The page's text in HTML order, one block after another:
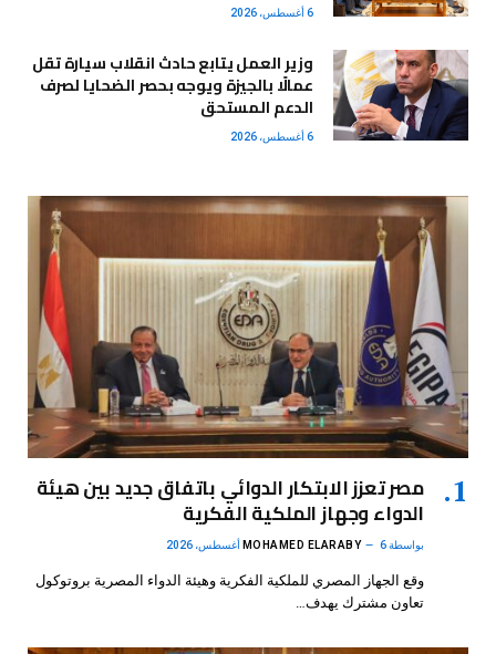
6 أغسطس، 2026
وزير العمل يتابع حادث انقلاب سيارة تقل
عمالًا بالجيزة ويوجه بحصر الضحايا لصرف
الدعم المستحق
6 أغسطس، 2026
مصر تعزز الابتكار الدوائي باتفاق جديد بين هيئة
الدواء وجهاز الملكية الفكرية
بواسطة MOHAMED ELARABY 6 أغسطس، 2026
وقع الجهاز المصري للملكية الفكرية وهيئة الدواء المصرية بروتوكول
تعاون مشترك يهدف…